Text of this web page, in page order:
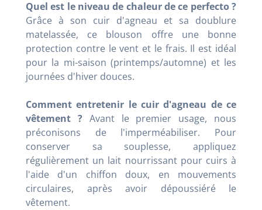
Quel est le niveau de chaleur de ce perfecto ?
Grâce à son cuir d'agneau et sa doublure
matelassée, ce blouson offre une bonne
protection contre le vent et le frais. Il est idéal
pour la mi-saison (printemps/automne) et les
journées d'hiver douces.
Comment entretenir le cuir d'agneau de ce
vêtement ?Avant le premier usage, nous
préconisons de l'imperméabiliser. Pour
conserver sa souplesse, appliquez
régulièrement un lait nourrissant pour cuirs à
l'aide d'un chiffon doux, en mouvements
circulaires, après avoir dépoussiéré le
vêtement.